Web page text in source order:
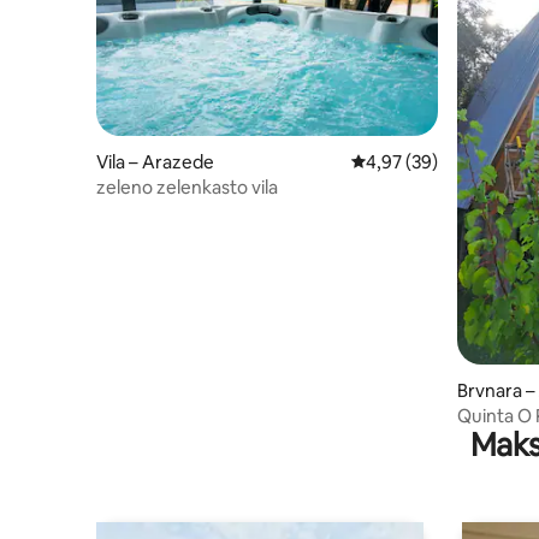
Vila – Arazede Prosječna ocjena:
4,97 (39)
zeleno zelenkasto vila
Brvnara
Quinta O
Olivae